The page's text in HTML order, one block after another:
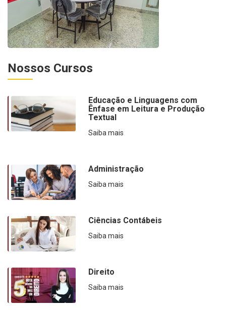
Nossos Cursos
Educação e Linguagens com
Ênfase em Leitura e Produção
Textual
Saiba mais
Administração
Saiba mais
Ciências Contábeis
Saiba mais
Direito
Saiba mais